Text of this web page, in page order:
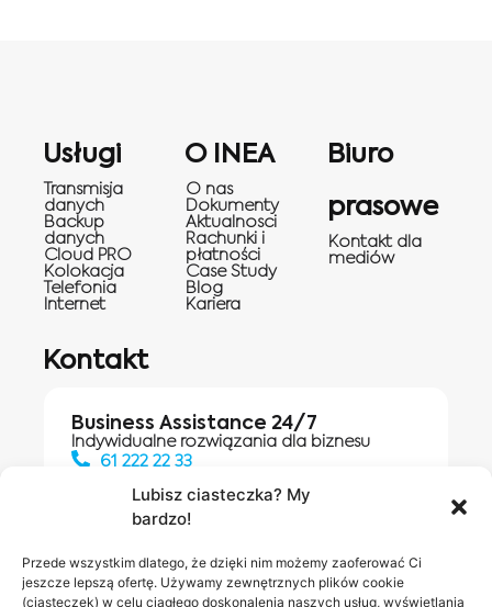
Lubisz ciasteczka? My
bardzo!
Przede wszystkim dlatego, że dzięki nim możemy zaoferować Ci
jeszcze lepszą ofertę. Używamy zewnętrznych plików cookie
(ciasteczek) w celu ciągłego doskonalenia naszych usług, wyświetlania
Usługi
Transmisja
danych
Backup
danych
Cloud PRO
Kolokacja
Telefonia
Internet
O INEA
O nas
Dokumenty
Aktualnosci
Rachunki i
płatności
Case Study
Blog
Kariera
Biuro
prasowe
Kontakt dla
mediów
Kontakt
Business Assistance 24/7
Indywidualne rozwiązania dla biznesu
61 222 22 33